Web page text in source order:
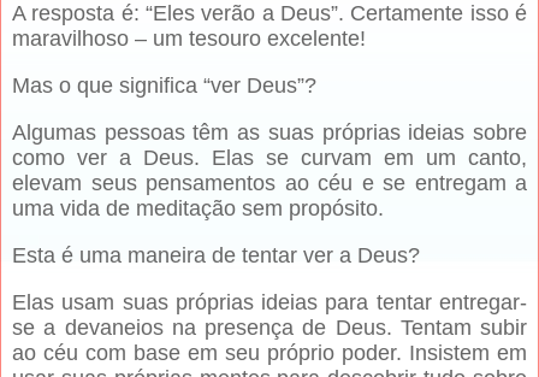
A resposta é: “Eles verão a Deus”. Certamente isso é
maravilhoso – um tesouro excelente!
Mas o que significa “ver Deus”?
Algumas pessoas têm as suas próprias ideias sobre
como ver a Deus. Elas se curvam em um canto,
elevam seus pensamentos ao céu e se entregam a
uma vida de meditação sem propósito.
Esta é uma maneira de tentar ver a Deus?
Elas usam suas próprias ideias para tentar entregar-
se a devaneios na presença de Deus. Tentam subir
ao céu com base em seu próprio poder. Insistem em